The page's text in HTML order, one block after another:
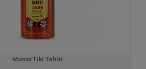
Monoï Tiki Tahiti